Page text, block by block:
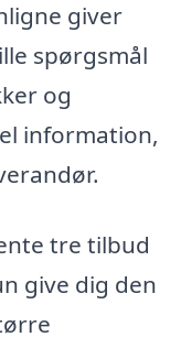
giver
spørgsmål
og
information,
tre tilbud
give dig den